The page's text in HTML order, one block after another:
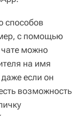
способов
с помощью
можно
на имя
если он
возможность